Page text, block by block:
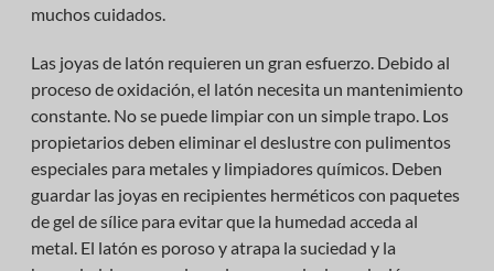
muchos cuidados.
Las joyas de latón requieren un gran esfuerzo. Debido al
proceso de oxidación, el latón necesita un mantenimiento
constante. No se puede limpiar con un simple trapo. Los
propietarios deben eliminar el deslustre con pulimentos
especiales para metales y limpiadores químicos. Deben
guardar las joyas en recipientes herméticos con paquetes
de gel de sílice para evitar que la humedad acceda al
metal. El latón es poroso y atrapa la suciedad y la